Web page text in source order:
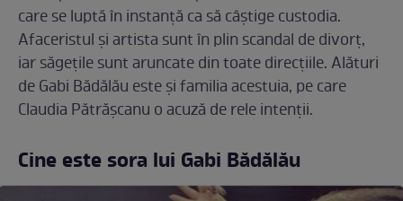
care se luptă în instanță ca să câștige custodia.
Afaceristul și artista sunt în plin scandal de divorț,
iar săgețile sunt aruncate din toate direcțiile. Alături
de Gabi Bădălău este și familia acestuia, pe care
Claudia Pătrășcanu o acuză de rele intenții.
Cine este sora lui Gabi Bădălău